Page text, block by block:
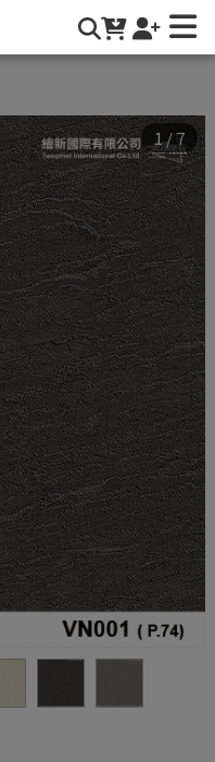
Mortar | 繪新國際有限公
1/7